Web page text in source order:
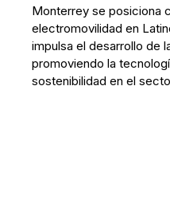
Monterrey se posiciona
electromovilidad en
impulsa el desarrollo de
promoviendo la
sostenibilidad en el